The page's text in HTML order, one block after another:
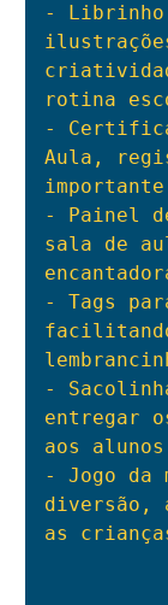
-
rotina
-
Aula,
- Painel
sala de
- Tags
-
entregar
aos
- Jogo da
diversão,
as